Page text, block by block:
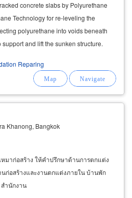
concrete slabs by Polyurethane
Technology for re-leveling the
polyurethane into voids beneath
and lift the sunken structure.
Reparing
Khanong, Bangkok
มาก่อสร้าง ให้คำปรึกษาด้านการตกแต่ง
ก่อสร้างและงานตกแต่งภายใน บ้านพัก
ำนักงาน